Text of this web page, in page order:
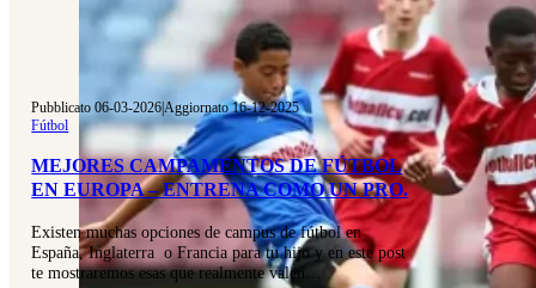
Pubblicato 06-03-2026|Aggiornato 16-12-2025
Fútbol
MEJORES CAMPAMENTOS DE FÚTBOL
EN EUROPA – ENTRENA COMO UN PRO.
Existen muchas opciones de campus de fútbol en
España, Inglaterra o Francia para tu hijo y en este post
te mostraremos esas que realmente valen…